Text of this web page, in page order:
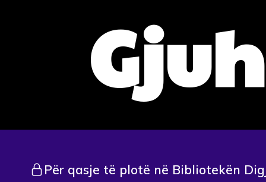
Për qasje të plotë në Bibliotekën